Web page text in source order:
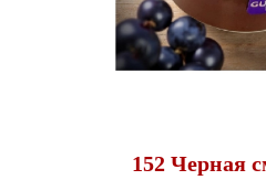
152 Черная